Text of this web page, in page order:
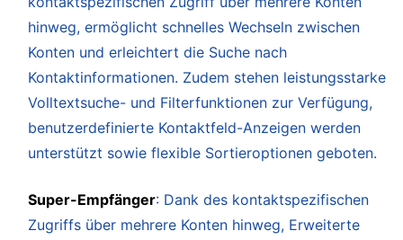
hinweg, ermöglicht schnelles Wechseln zwischen
Konten und erleichtert die Suche nach
Kontaktinformationen. Zudem stehen leistungsstarke
Volltextsuche- und Filterfunktionen zur Verfügung,
benutzerdefinierte Kontaktfeld-Anzeigen werden
unterstützt sowie flexible Sortieroptionen geboten.
Super-Empfänger: Dank des kontaktspezifischen
Zugriffs über mehrere Konten hinweg, Erweiterte